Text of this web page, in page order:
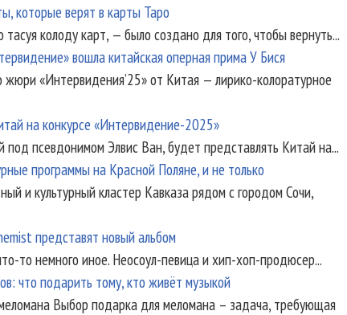
которые верят в карты Таро
колоду карт, — было создано для того, чтобы вернуть...
вошла китайская оперная прима У Бися
«Интервидения’25» от Китая — лирико-колоратурное
на конкурсе «Интервидение-2025»
псевдонимом Элвис Ван, будет представлять Китай на...
программы на Красной Поляне, и не только
и культурный кластер Кавказа рядом с городом Сочи,
представят новый альбом
то немного иное. Неосоул-певица и хип-хоп-продюсер...
что подарить тому, кто живёт музыкой
Выбор подарка для меломана – задача, требующая